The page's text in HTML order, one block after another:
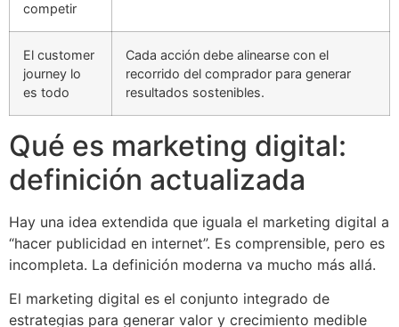
competir
El customer
journey lo
es todo
Cada acción debe alinearse con el
recorrido del comprador para generar
resultados sostenibles.
Qué es marketing digital:
definición actualizada
Hay una idea extendida que iguala el marketing digital a
“hacer publicidad en internet”. Es comprensible, pero es
incompleta. La definición moderna va mucho más allá.
El marketing digital es el conjunto integrado de
estrategias para generar valor y crecimiento medible